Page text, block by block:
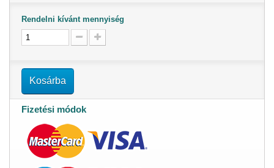
Rendelni kívánt mennyiség
Kosárba
Fizetési módok